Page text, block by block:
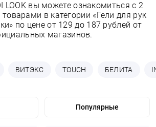
LOOK вы можете ознакомиться с 2
в категории «Гели для рук
по цене от 129 до 187 рублей от
магазинов.
ВИТЭКС TOUCH БЕЛИТА